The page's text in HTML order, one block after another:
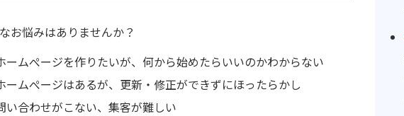
お悩みはありませんか？
ームぺージを作りたいが、何から始めたらいいのかわからない
ームぺージはあるが、更新・修正ができずにほったらかし
い合わせがこない、集客が難しい